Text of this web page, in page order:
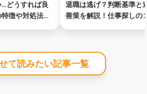
どうすれば良
徴や対処法を
退職は逃げ？判断基準と
善策を解説！仕事探しの
て読みたい記事一覧